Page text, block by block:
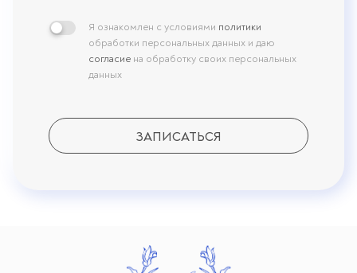
Я ознакомлен с условиями политики
обработки персональных данных и даю
согласие на обработку своих персональных
данных
ЗАПИСАТЬСЯ